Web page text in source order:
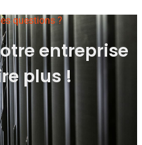
questions ?
entreprise
plus !